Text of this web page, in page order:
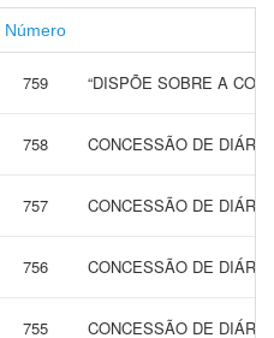
Número
759 “DISPÕE SOBRE A
758 CONCESSÃO DE
757 CONCESSÃO DE
756 CONCESSÃO DE
755 CONCESSÃO DE